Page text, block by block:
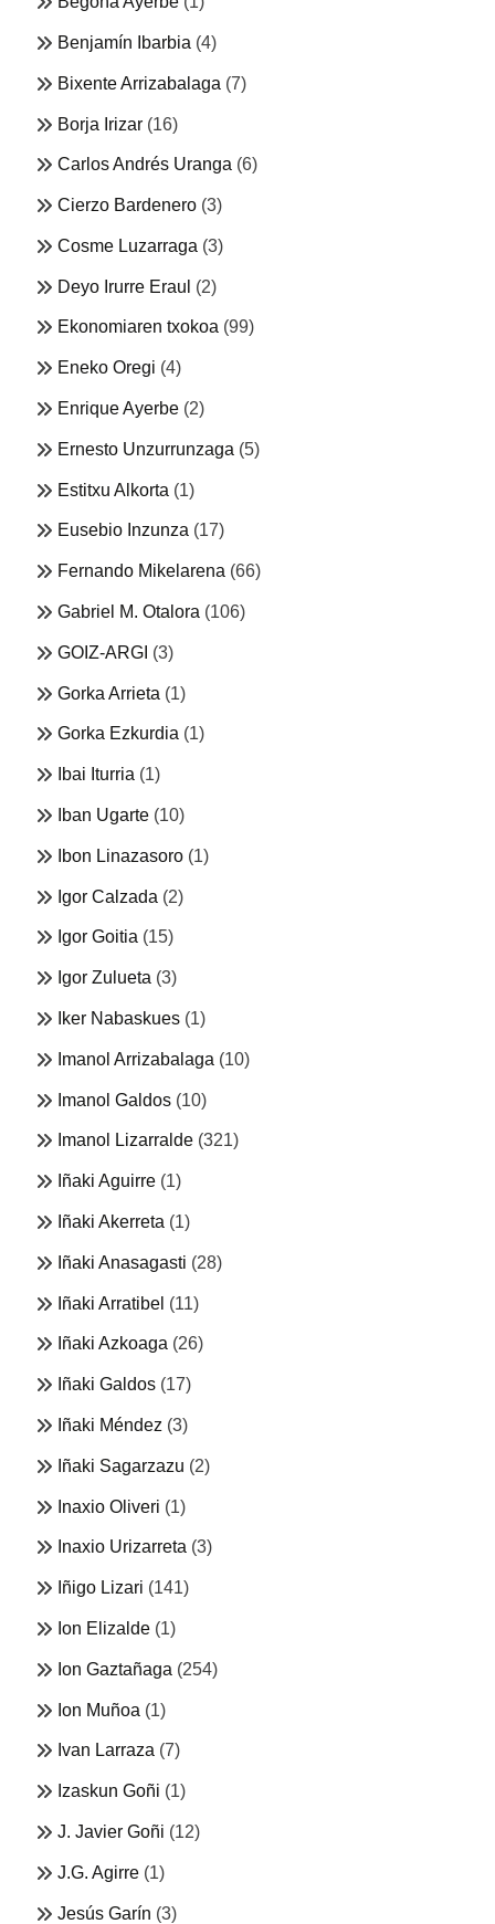
Benjamín Ibarbia (4)
Bixente Arrizabalaga (7)
Borja Irizar (16)
Carlos Andrés Uranga (6)
Cierzo Bardenero (3)
Cosme Luzarraga (3)
Deyo Irurre Eraul (2)
Ekonomiaren txokoa (99)
Eneko Oregi (4)
Enrique Ayerbe (2)
Ernesto Unzurrunzaga (5)
Estitxu Alkorta (1)
Eusebio Inzunza (17)
Fernando Mikelarena (66)
Gabriel M. Otalora (106)
GOIZ-ARGI (3)
Gorka Arrieta (1)
Gorka Ezkurdia (1)
Ibai Iturria (1)
Iban Ugarte (10)
Ibon Linazasoro (1)
Igor Calzada (2)
Igor Goitia (15)
Igor Zulueta (3)
Iker Nabaskues (1)
Imanol Arrizabalaga (10)
Imanol Galdos (10)
Imanol Lizarralde (321)
Iñaki Aguirre (1)
Iñaki Akerreta (1)
Iñaki Anasagasti (28)
Iñaki Arratibel (11)
Iñaki Azkoaga (26)
Iñaki Galdos (17)
Iñaki Méndez (3)
Iñaki Sagarzazu (2)
Inaxio Oliveri (1)
Inaxio Urizarreta (3)
Iñigo Lizari (141)
Ion Elizalde (1)
Ion Gaztañaga (254)
Ion Muñoa (1)
Ivan Larraza (7)
Izaskun Goñi (1)
J. Javier Goñi (12)
J.G. Agirre (1)
Jesús Garín (3)